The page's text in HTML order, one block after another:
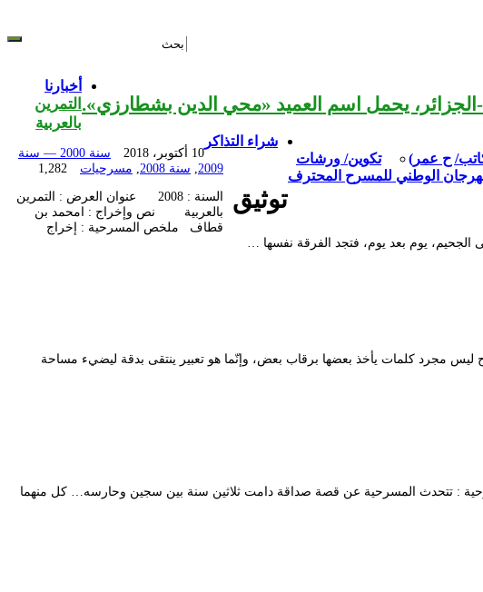
أخبارنا
ح عمر)
تكوين/ ورشات
شراء التذاكر
الوطني للمسرح المحترف
توثيق
التمرين
بالعربية
10 أكتوبر، 2018
سنة 2000 — سنة
2009
, سنة 2008 , مسرحيات 1,282
السنة : 2008 عنوان العرض : التمرين
بالعربية نص وإخراج : امحمد بن
قطاف ملخص المسرحية : إخراج
يوم بعد يوم، فتجد الفرقة نفسها …
ليس مجرد كلمات يأخذ بعضها برقاب بعض، وإنّما هو تعبير ينتقى بدقة ليضيء مساحة
: تتحدث المسرحية عن قصة صداقة دامت ثلاثين سنة بين سجين وحارسه… كل منهما